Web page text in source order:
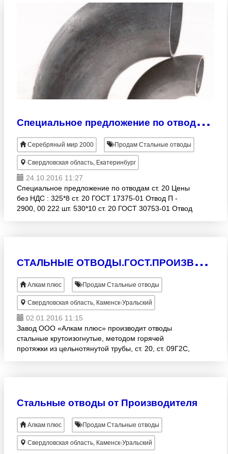
С
пециальное предложение по отводам ст. 20
Серебряный мир 2000 Продам Стальные отводы
Свердловская область, Екатеринбург
24.10.2016 11:27
Специальное предложение по отводам ст. 20 Цены
без НДС : 325*8 ст. 20 ГОСТ 17375-01 Отвод П -
2900, 00 222 шт. 530*10 ст. 20 ГОСТ 30753-01 Отвод
С
ТАЛЬНЫЕ ОТВОДЫ.ГОСТ.ПРОИЗВОДИТЕЛЬ.Ду 45-630.
Алкам плюс Продам Стальные отводы
Свердловская область, Каменск-Уральский
02.01.2016 11:15
Завод ООО «Алкам плюс» производит отводы
стальные крутоизогнутые, методом горячей
протяжки из цельнотянутой трубы, ст. 20, ст. 09Г2С,
Стальные отводы от Производителя
Алкам плюс Продам Стальные отводы
Свердловская область, Каменск-Уральский